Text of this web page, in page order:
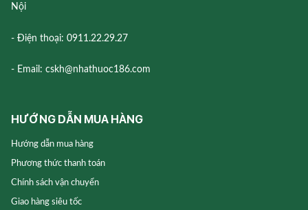
Nội
- Điện thoại: 0911.22.29.27
- Email: cskh@nhathuoc186.com
HƯỚNG DẪN MUA HÀNG
Hướng dẫn mua hàng
Phương thức thanh toán
Chính sách vận chuyển
Giao hàng siêu tốc